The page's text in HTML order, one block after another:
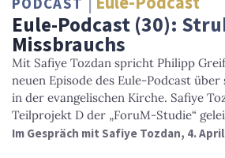
Eule-Podcast (30):
Missbrauchs
Mit Safiye Tozdan spricht Philipp
neuen Episode des Eule-Podcast
in der evangelischen Kirche. Safiye
Teilprojekt D der „ForuM-Studie“
Im Gespräch mit Safiye Tozdan, 4.